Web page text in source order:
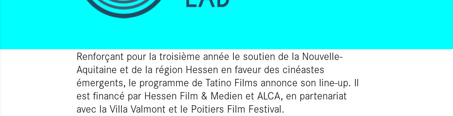
Renforçant pour la troisième année le soutien de la Nouvelle-
Aquitaine et de la région Hessen en faveur des cinéastes
émergents, le programme de Tatino Films annonce son line-up. Il
est financé par Hessen Film & Medien et ALCA, en partenariat
avec la Villa Valmont et le Poitiers Film Festival.